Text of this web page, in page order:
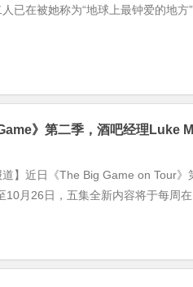
已在被她称为“地球上最钟爱的地方”
》第二季，酒吧经理Luke
道】近日《The Big Game on Tour》
10月26日，五集全新内容将于每周